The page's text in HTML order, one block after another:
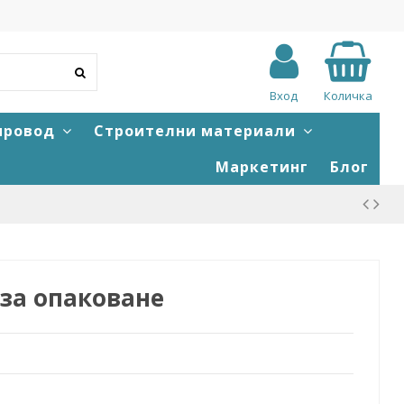
Вход Количка
Строителни материали
Блог
Маркетинг
опаковане